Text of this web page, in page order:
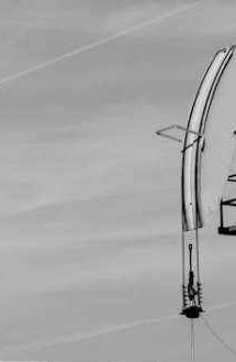
Lösungen, wie
bereits im
effiziente
Bewirken des
Ölindustrie das
Wenn und Aber.
adäquat
Öl-Revoluzzers